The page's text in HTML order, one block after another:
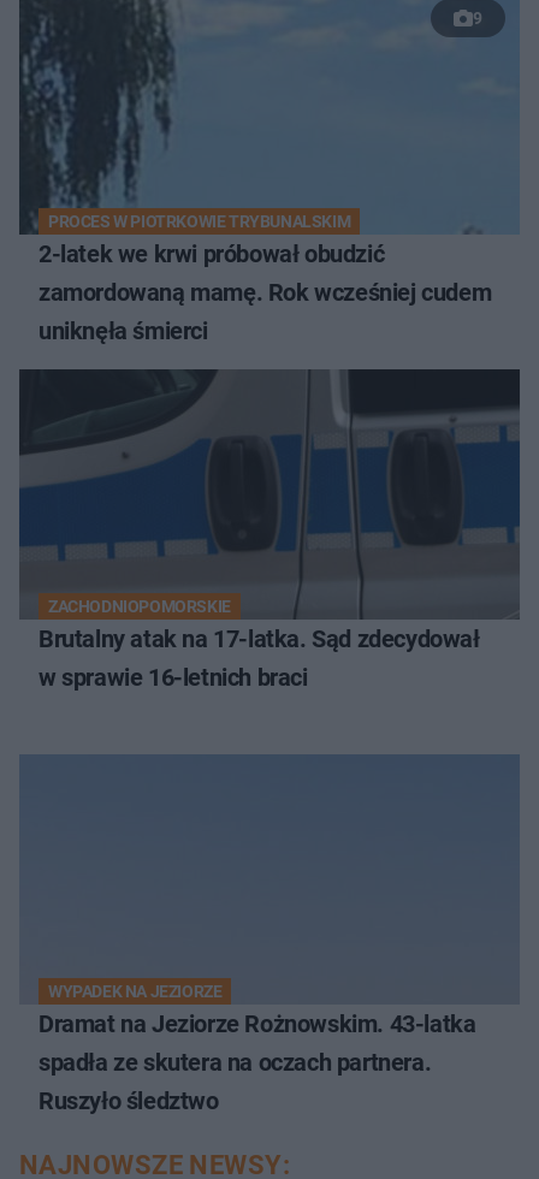
9
PROCES W PIOTRKOWIE TRYBUNALSKIM
2-latek we krwi próbował obudzić
zamordowaną mamę. Rok wcześniej cudem
uniknęła śmierci
ZACHODNIOPOMORSKIE
Brutalny atak na 17-latka. Sąd zdecydował
w sprawie 16-letnich braci
WYPADEK NA JEZIORZE
Dramat na Jeziorze Rożnowskim. 43-latka
spadła ze skutera na oczach partnera.
Ruszyło śledztwo
NAJNOWSZE NEWSY: